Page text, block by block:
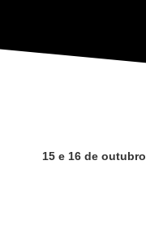
15 e 16 de outubro